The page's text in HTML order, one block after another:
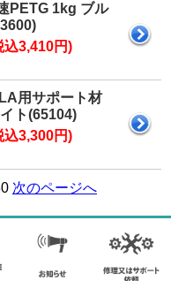
PETG 1kg ブル
込3,410円)
用サポート材
ト(65104)
込3,300円)
次のページへ